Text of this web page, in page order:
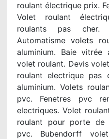
roulant électrique prix.
Volet roulant
roulants pas cher.
Automatisme volets
aluminium. Baie
volet roulant. Devis
roulant electrique pas
aluminium. Volets
pvc. Fenetres pvc
electriques. Volet
roulant pour porte de
pvc. Bubendorff